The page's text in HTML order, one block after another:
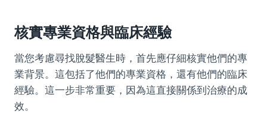
核實專業資格與臨床經驗
當您考慮尋找脫髮醫生時，首先應仔細核實他們的專
業背景。這包括了他們的專業資格，還有他們的臨床
經驗。這一步非常重要，因為這直接關係到治療的成
效。